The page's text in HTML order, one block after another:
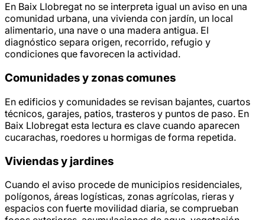
En Baix Llobregat no se interpreta igual un aviso en una
comunidad urbana, una vivienda con jardín, un local
alimentario, una nave o una madera antigua. El
diagnóstico separa origen, recorrido, refugio y
condiciones que favorecen la actividad.
Comunidades y zonas comunes
En edificios y comunidades se revisan bajantes, cuartos
técnicos, garajes, patios, trasteros y puntos de paso. En
Baix Llobregat esta lectura es clave cuando aparecen
cucarachas, roedores u hormigas de forma repetida.
Viviendas y jardines
Cuando el aviso procede de municipios residenciales,
polígonos, áreas logísticas, zonas agrícolas, rieras y
espacios con fuerte movilidad diaria, se comprueban